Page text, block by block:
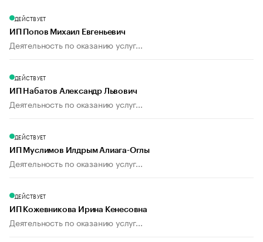
ДЕЙСТВУЕТ
ИП Попов Михаил Евгеньевич
Деятельность по оказанию услуг...
ДЕЙСТВУЕТ
ИП Набатов Александр Львович
Деятельность по оказанию услуг...
ДЕЙСТВУЕТ
ИП Муслимов Илдрым Алиага-Оглы
Деятельность по оказанию услуг...
ДЕЙСТВУЕТ
ИП Кожевникова Ирина Кенесовна
Деятельность по оказанию услуг...